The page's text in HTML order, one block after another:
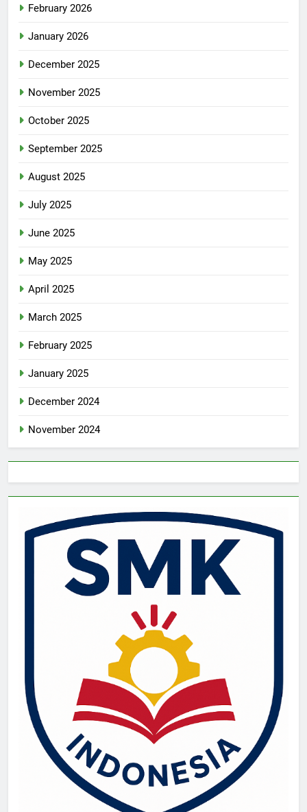
February 2026
January 2026
December 2025
November 2025
October 2025
September 2025
August 2025
July 2025
June 2025
May 2025
April 2025
March 2025
February 2025
January 2025
December 2024
November 2024